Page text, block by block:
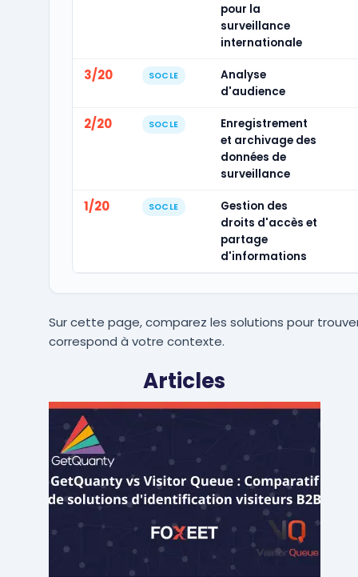
pour la
surveillance
internationale
3/20 SOCLE
Analyse
d'audience
2/20 SOCLE
Enregistrement
et archivage des
données de
surveillance
1/20 SOCLE
Gestion des
droits d'accès et
partage
d'informations
Sur cette page, comparez les solutions pour
correspond à votre contexte.
Articles